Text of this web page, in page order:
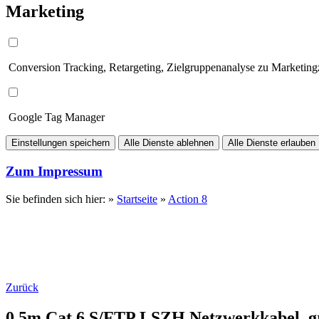
Marketing
Conversion Tracking, Retargeting, Zielgruppenanalyse zu
Google Tag Manager
Einstellungen speichern Alle Dienste ablehnen Alle Dienste erlauben
Zum Impressum
Sie befinden sich hier: » Startseite » Action 8
Zurück